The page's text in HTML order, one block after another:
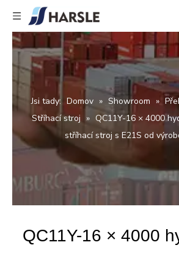
Jsi tady: Domov » Showroom »
Stříhací stroj » QC11Y-16 × 4000
stříhací stroj s E21S od
QC11Y-16 × 4000